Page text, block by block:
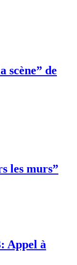
scène” de
les murs”
Appel à